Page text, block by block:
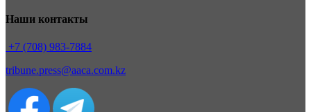
Наши контакты
+7 (708) 983-7884
tribune.press@aaca.com.kz